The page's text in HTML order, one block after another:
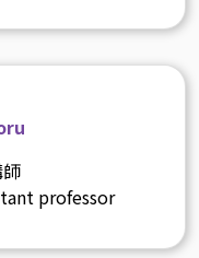
professor